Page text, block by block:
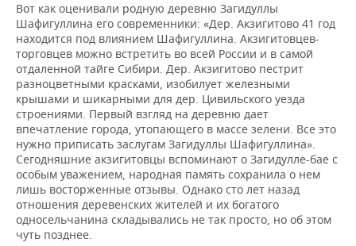
Вот как оценивали родную деревню Загидуллы
Шафигуллина его современники: «Дер. Акзигитово 41 год
находится под влиянием Шафигуллина. Акзигитовцев-
торговцев можно встретить во всей России и в самой
отдаленной тайге Сибири. Дер. Акзигитово пестрит
разноцветными красками, изобилует железными
крышами и шикарными для дер. Цивильского уезда
строениями. Первый взгляд на деревню дает
впечатление города, утопающего в массе зелени. Все это
нужно приписать заслугам Загидуллы Шафигуллина».
Сегодняшние акзигитовцы вспоминают о Загидулле-бае с
особым уважением, народная память сохранила о нем
лишь восторженные отзывы. Однако сто лет назад
отношения деревенских жителей и их богатого
односельчанина складывались не так просто, но об этом
чуть позднее.